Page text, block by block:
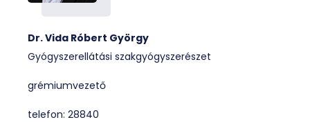
Dr. Vida Róbert György
Gyógyszerellátási szakgyógyszerészet
grémiumvezető
telefon: 28840